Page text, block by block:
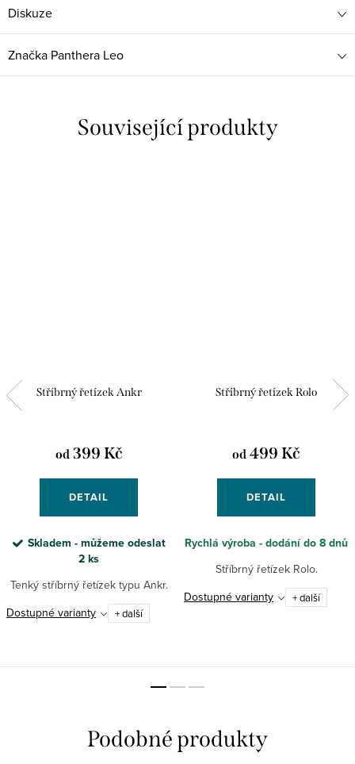
Diskuze
Značka Panthera Leo
Související produkty
Stříbrný řetízek Ankr
od399 Kč
DETAIL
Skladem - můžeme odeslat
2 ks
Tenký stříbrný řetízek typu Ankr.
Dostupné varianty
+ další
Stříbrný řetízek Rolo
od 499 Kč
DETAIL
Rychlá výroba - dodání do 8 dnů
Stříbrný řetízek Rolo.
Dostupné varianty
+ další